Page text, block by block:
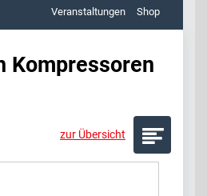
Veranstaltungen Shop
Kompressoren
zur Übersicht